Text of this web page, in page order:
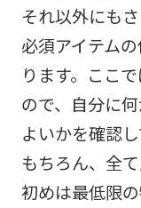
それ以外にも
必須アイテム
ります。ここ
ので、自分に
よいかを確認
もちろん、全
初めは最低限